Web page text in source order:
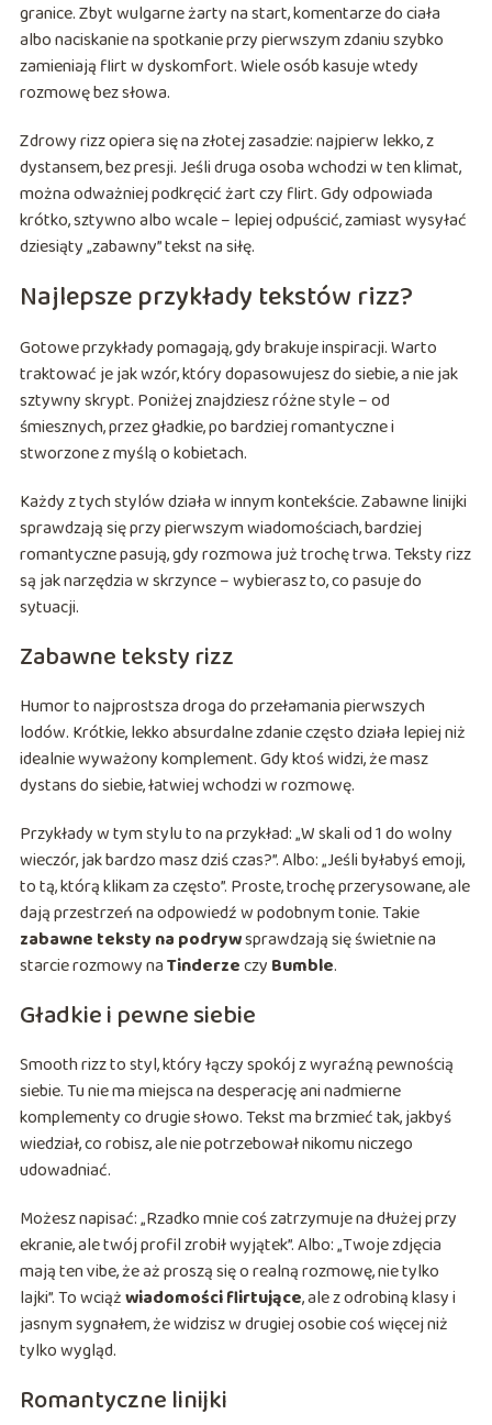
granice. Zbyt wulgarne żarty na start, komentarze do ciała
albo naciskanie na spotkanie przy pierwszym zdaniu szybko
zamieniają flirt w dyskomfort. Wiele osób kasuje wtedy
rozmowę bez słowa.
Zdrowy rizz opiera się na złotej zasadzie: najpierw lekko, z
dystansem, bez presji. Jeśli druga osoba wchodzi w ten klimat,
można odważniej podkręcić żart czy flirt. Gdy odpowiada
krótko, sztywno albo wcale – lepiej odpuścić, zamiast wysyłać
dziesiąty „zabawny” tekst na siłę.
Najlepsze przykłady tekstów rizz?
Gotowe przykłady pomagają, gdy brakuje inspiracji. Warto
traktować je jak wzór, który dopasowujesz do siebie, a nie jak
sztywny skrypt. Poniżej znajdziesz różne style – od
śmiesznych, przez gładkie, po bardziej romantyczne i
stworzone z myślą o kobietach.
Każdy z tych stylów działa w innym kontekście. Zabawne linijki
sprawdzają się przy pierwszym wiadomościach, bardziej
romantyczne pasują, gdy rozmowa już trochę trwa. Teksty rizz
są jak narzędzia w skrzynce – wybierasz to, co pasuje do
sytuacji.
Zabawne teksty rizz
Humor to najprostsza droga do przełamania pierwszych
lodów. Krótkie, lekko absurdalne zdanie często działa lepiej niż
idealnie wyważony komplement. Gdy ktoś widzi, że masz
dystans do siebie, łatwiej wchodzi w rozmowę.
Przykłady w tym stylu to na przykład: „W skali od 1 do wolny
wieczór, jak bardzo masz dziś czas?”. Albo: „Jeśli byłabyś emoji,
to tą, którą klikam za często”. Proste, trochę przerysowane, ale
dają przestrzeń na odpowiedź w podobnym tonie. Takie
zabawne teksty na podrywsprawdzają się świetnie na
starcie rozmowy naTinderzeczy Bumble.
Gładkie i pewne siebie
Smooth rizz to styl, który łączy spokój z wyraźną pewnością
siebie. Tu nie ma miejsca na desperację ani nadmierne
komplementy co drugie słowo. Tekst ma brzmieć tak, jakbyś
wiedział, co robisz, ale nie potrzebował nikomu niczego
udowadniać.
Możesz napisać: „Rzadko mnie coś zatrzymuje na dłużej przy
ekranie, ale twój profil zrobił wyjątek”. Albo: „Twoje zdjęcia
mają ten vibe, że aż proszą się o realną rozmowę, nie tylko
lajki”. To wciążwiadomości flirtujące, ale z odrobiną klasy i
jasnym sygnałem, że widzisz w drugiej osobie coś więcej niż
tylko wygląd.
Romantyczne linijki